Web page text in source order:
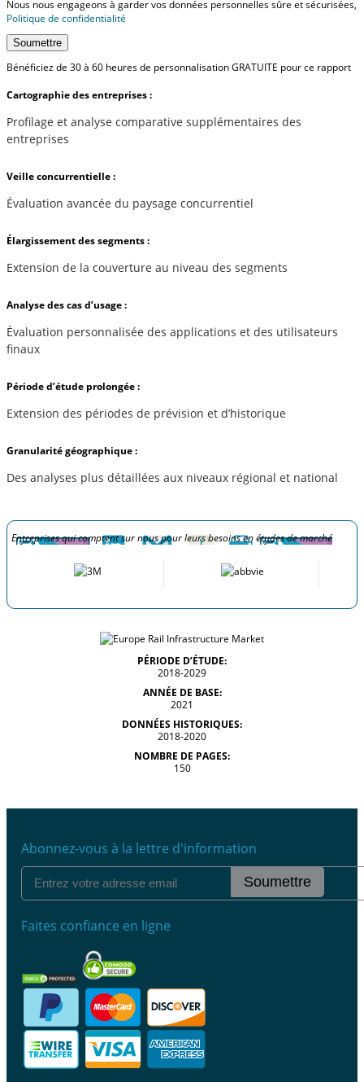
Nous nous engageons à garder vos données personnelles sûre et sécurisées,
Politique de confidentialité
Soumettre
Bénéficiez de 30 à 60 heures de personnalisation GRATUITE pour ce rapport
Cartographie des entreprises :
Profilage et analyse comparative supplémentaires des
entreprises
Veille concurrentielle :
Évaluation avancée du paysage concurrentiel
Élargissement des segments :
Extension de la couverture au niveau des segments
Analyse des cas d’usage :
Évaluation personnalisée des applications et des utilisateurs
finaux
Période d’étude prolongée :
Extension des périodes de prévision et d’historique
Granularité géographique :
Des analyses plus détaillées aux niveaux régional et national
Entreprises qui comptent sur nous pour leurs besoins en études de marché
PÉRIODE D’ÉTUDE:
2018-2029
ANNÉE DE BASE:
2021
DONNÉES HISTORIQUES:
2018-2020
NOMBRE DE PAGES:
150
Abonnez-vous à la lettre d'information
Soumettre
Faites confiance en ligne